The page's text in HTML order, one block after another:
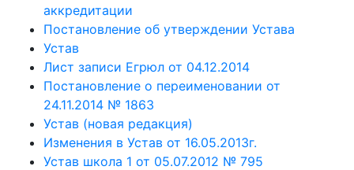
аккредитации
Постановление об утверждении Устава
Устав
Лист записи Егрюл от 04.12.2014
Постановление о переименовании от
24.11.2014 № 1863
Устав (новая редакция)
Изменения в Устав от 16.05.2013г.
Устав школа 1 от 05.07.2012 № 795